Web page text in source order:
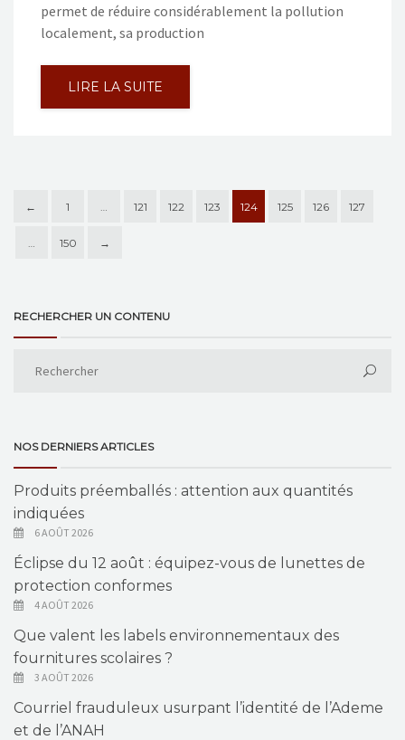
permet de réduire considérablement la pollution
localement, sa production
LIRE LA SUITE
← 1 121 122 123 124 125 126 127
150 →
RECHERCHER UN CONTENU
NOS DERNIERS ARTICLES
Produits préemballés : attention aux quantités
indiquées
6 AOÛT 2026
Éclipse du 12 août : équipez-vous de lunettes de
protection conformes
4 AOÛT 2026
Que valent les labels environnementaux des
fournitures scolaires ?
3 AOÛT 2026
Courriel frauduleux usurpant l’identité de l’Ademe
et de l’ANAH